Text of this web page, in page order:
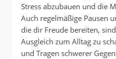
Stress abzubauen und die
Auch regelmäßige Pausen
die dir Freude bereiten,
Ausgleich zum Alltag zu
und Tragen schwerer